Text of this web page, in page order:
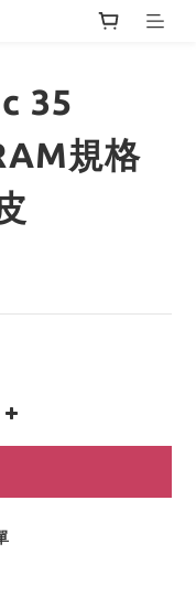
35
規格